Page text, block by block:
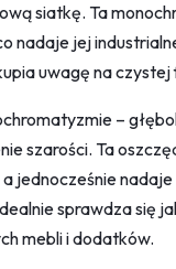
siatkę. Ta
nadaje jej
uwagę na
–
szarości. Ta
jednocześnie
sprawdza się
mebli i dodatków.